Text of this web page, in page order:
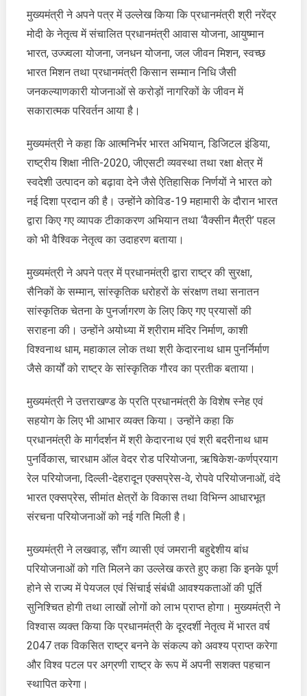
दी
मुख्यमंत्री ने अपने पत्र में उल्लेख किया कि प्रधानमंत्री श्री नरेंद्र
मोदी के नेतृत्व में संचालित प्रधानमंत्री आवास योजना, आयुष्मान
भारत, उज्ज्वला योजना, जनधन योजना, जल जीवन मिशन, स्वच्छ
भारत मिशन तथा प्रधानमंत्री किसान सम्मान निधि जैसी
जनकल्याणकारी योजनाओं से करोड़ों नागरिकों के जीवन में
सकारात्मक परिवर्तन आया है।
मुख्यमंत्री ने कहा कि आत्मनिर्भर भारत अभियान, डिजिटल इंडिया,
राष्ट्रीय शिक्षा नीति-2020, जीएसटी व्यवस्था तथा रक्षा क्षेत्र में
स्वदेशी उत्पादन को बढ़ावा देने जैसे ऐतिहासिक निर्णयों ने भारत को
नई दिशा प्रदान की है। उन्होंने कोविड-19 महामारी के दौरान भारत
द्वारा किए गए व्यापक टीकाकरण अभियान तथा ‘वैक्सीन मैत्री’ पहल
को भी वैश्विक नेतृत्व का उदाहरण बताया।
मुख्यमंत्री ने अपने पत्र में प्रधानमंत्री द्वारा राष्ट्र की सुरक्षा,
सैनिकों के सम्मान, सांस्कृतिक धरोहरों के संरक्षण तथा सनातन
सांस्कृतिक चेतना के पुनर्जागरण के लिए किए गए प्रयासों की
सराहना की। उन्होंने अयोध्या में श्रीराम मंदिर निर्माण, काशी
विश्वनाथ धाम, महाकाल लोक तथा श्री केदारनाथ धाम पुनर्निर्माण
जैसे कार्यों को राष्ट्र के सांस्कृतिक गौरव का प्रतीक बताया।
मुख्यमंत्री ने उत्तराखण्ड के प्रति प्रधानमंत्री के विशेष स्नेह एवं
सहयोग के लिए भी आभार व्यक्त किया। उन्होंने कहा कि
प्रधानमंत्री के मार्गदर्शन में श्री केदारनाथ एवं श्री बदरीनाथ धाम
पुनर्विकास, चारधाम ऑल वेदर रोड परियोजना, ऋषिकेश-कर्णप्रयाग
रेल परियोजना, दिल्ली-देहरादून एक्सप्रेस-वे, रोपवे परियोजनाओं, वंदे
भारत एक्सप्रेस, सीमांत क्षेत्रों के विकास तथा विभिन्न आधारभूत
संरचना परियोजनाओं को नई गति मिली है।
मुख्यमंत्री ने लखवाड़, सौंग व्यासी एवं जमरानी बहुद्देशीय बांध
परियोजनाओं को गति मिलने का उल्लेख करते हुए कहा कि इनके पूर्ण
होने से राज्य में पेयजल एवं सिंचाई संबंधी आवश्यकताओं की पूर्ति
सुनिश्चित होगी तथा लाखों लोगों को लाभ प्राप्त होगा। मुख्यमंत्री ने
विश्वास व्यक्त किया कि प्रधानमंत्री के दूरदर्शी नेतृत्व में भारत वर्ष
2047 तक विकसित राष्ट्र बनने के संकल्प को अवश्य प्राप्त करेगा
और विश्व पटल पर अग्रणी राष्ट्र के रूप में अपनी सशक्त पहचान
स्थापित करेगा।